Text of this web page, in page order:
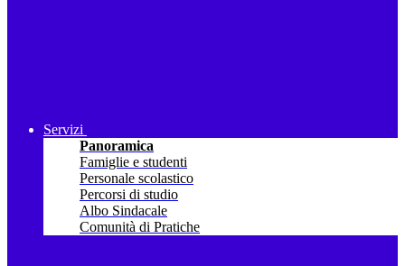
Servizi
Panoramica
Famiglie e studenti
Personale scolastico
Percorsi di studio
Albo Sindacale
Comunità di Pratiche